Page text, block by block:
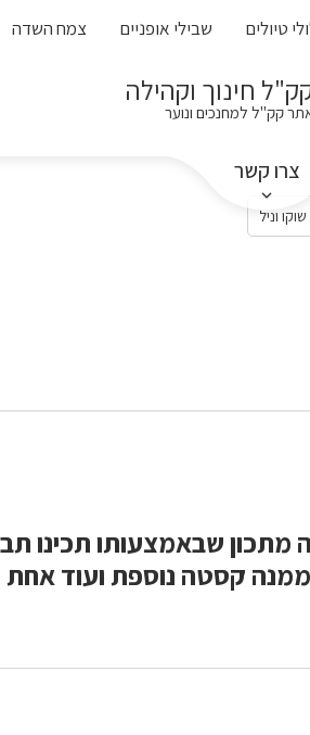
טיולים שבילי אופניים צמח השדה
חינוך וקהילה
קק"ל למחנכים ונוער
צרו קשר
וניל
שבאמצעותו תכינו
קסטה נוספת ועוד